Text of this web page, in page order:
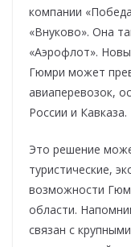
компании
«Внуково». Она
«Аэрофлот».
Гюмри может
авиаперевозок,
России и Кавказа.
Это решение
туристические,
возможности
области.
связан с